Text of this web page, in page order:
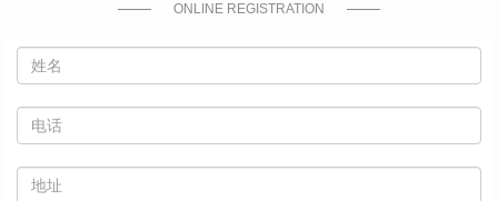
ONLINE REGISTRATION